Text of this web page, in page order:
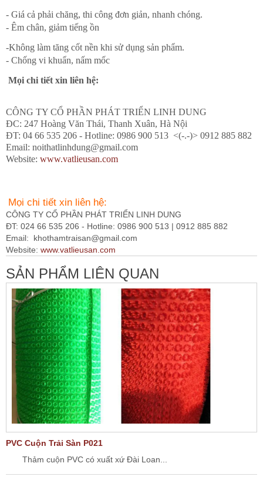
- Giá cả phải chăng, thi công đơn giản, nhanh chóng.
- Êm chân, giảm tiếng ồn
-Không làm tăng cốt nền khi sử dụng sản phẩm.
- Chống vi khuẩn, nấm mốc
Mọi chi tiết xin liên hệ:
CÔNG TY CỔ PHẦN PHÁT TRIỂN LINH DUNG
ĐC: 247 Hoàng Văn Thái, Thanh Xuân, Hà Nội
ĐT: 04 66 535 206 - Hotline: 0986 900 513 <(-.-)> 0912 885 882
Email: noithatlinhdung@gmail.com
Website: www.vatlieusan.com
Mọi chi tiết xin liên hệ:
CÔNG TY CỔ PHẦN PHÁT TRIỂN LINH DUNG
ĐT: 024 66 535 206 - Hotline: 0986 900 513 | 0912 885 882
Email:
khothamtraisan@gmail.com
Website: www.vatlieusan.com
SẢN PHẨM LIÊN QUAN
PVC Cuộn Trải Sàn P021
Thảm cuộn PVC có xuất xứ Đài Loan...